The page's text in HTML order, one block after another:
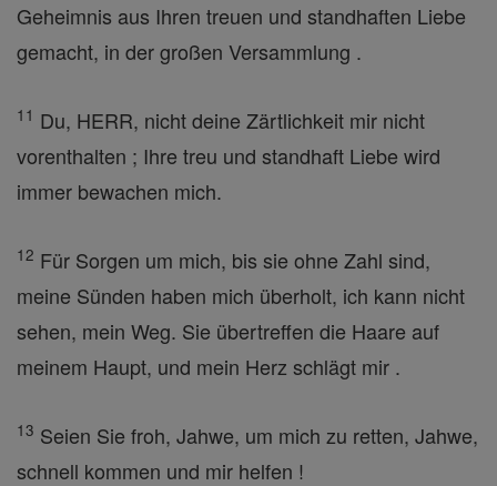
Geheimnis aus Ihren treuen und standhaften Liebe
gemacht, in der großen Versammlung .
11 Du, HERR, nicht deine Zärtlichkeit mir nicht
vorenthalten ; Ihre treu und standhaft Liebe wird
immer bewachen mich.
12 Für Sorgen um mich, bis sie ohne Zahl sind,
meine Sünden haben mich überholt, ich kann nicht
sehen, mein Weg. Sie übertreffen die Haare auf
meinem Haupt, und mein Herz schlägt mir .
13 Seien Sie froh, Jahwe, um mich zu retten, Jahwe,
schnell kommen und mir helfen !